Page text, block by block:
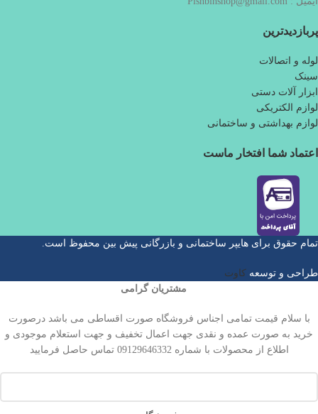
پربازدیدترین
لوله و اتصالات
سینک
ابزار آلات دستی
لوازم الکتریکی
لوازم بهداشتی و ساختمانی
اعتماد شما افتخار ماست
تمام حقوق برای هایپر ساختمانی و بازرگانی پیش بین محفوظ است.
طراحی و توسعه کاوت
مشتریان گرامی
با سلام قیمت تمامی اجناس فروشگاه صورت اقساطی می باشد درصورت
خرید به صورت عمده و نقدی جهت اعمال تخفیف و جهت استعلام موجودی و
اطلاع از محصولات با شماره 09129646332 تماس حاصل فرمایید